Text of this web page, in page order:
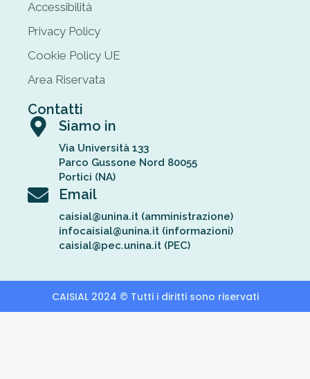
Accessibilità
Privacy Policy
Cookie Policy UE
Area Riservata
Contatti
Siamo in
Via Università 133
Parco Gussone Nord 80055
Portici (NA)
Email
caisial@unina.it (amministrazione)
infocaisial@unina.it (informazioni)
caisial@pec.unina.it (PEC)
CAISIAL 2024 © Tutti i diritti sono riservati